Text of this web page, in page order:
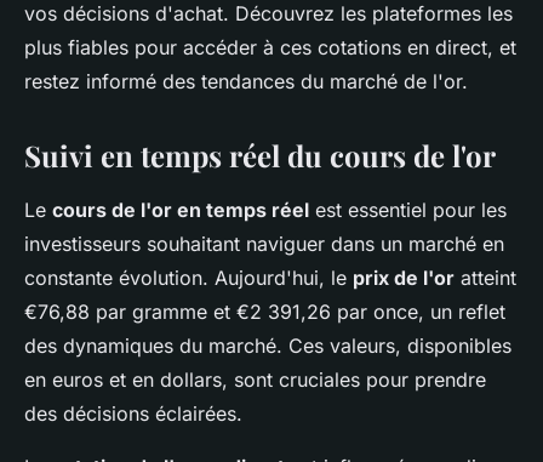
vos décisions d'achat. Découvrez les plateformes les
plus fiables pour accéder à ces cotations en direct, et
restez informé des tendances du marché de l'or.
Suivi en temps réel du cours de l'or
Le cours de l'or en temps réel est essentiel pour les
investisseurs souhaitant naviguer dans un marché en
constante évolution. Aujourd'hui, le prix de l'or atteint
€76,88 par gramme et €2 391,26 par once, un reflet
des dynamiques du marché. Ces valeurs, disponibles
en euros et en dollars, sont cruciales pour prendre
des décisions éclairées.